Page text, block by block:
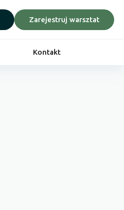
Zarejestruj warsztat
Kontakt